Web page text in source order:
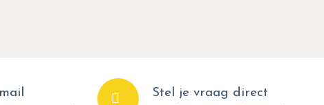
Stel je vraag direct